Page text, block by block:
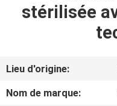
AU
SUJET
stérilisée
Lieu d'origine:
Nom de marque: